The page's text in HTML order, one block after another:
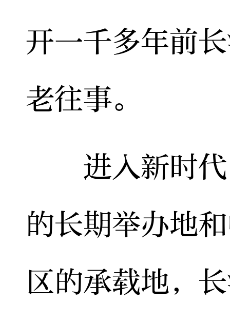
开一千多年前
老往事。
进入新时代
的长期举办地
区的承载地，